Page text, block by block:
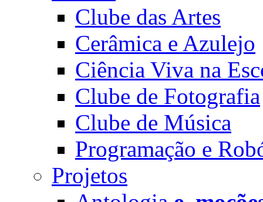
Clube das Artes
Cerâmica e Azulejo
Ciência Viva na
Clube de Fotografia
Clube de Música
Programação e
Projetos